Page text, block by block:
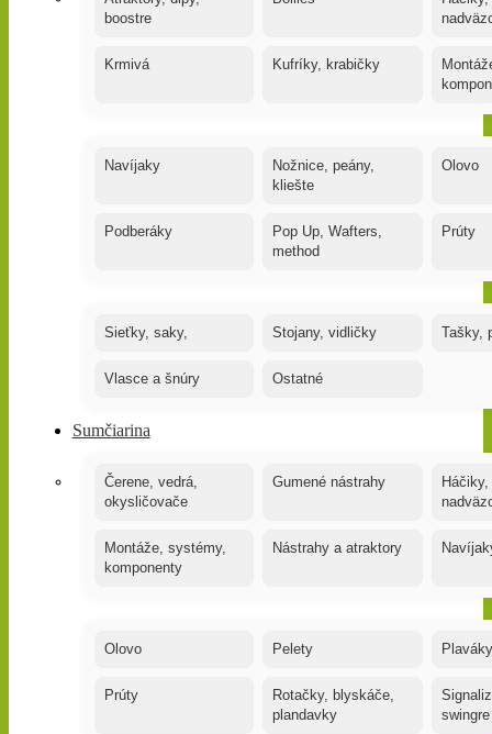
boostre
Krmivá Kufríky, krabičky
Navíjaky
Nožnice, peány,
kliešte
Olovo
Podberáky
Pop Up, Wafters,
method
Prúty
Sieťky, saky, Stojany, vidličky Tašky,
Vlasce a šnúry Ostatné
Sumčiarina
Čerene, vedrá,
okysličovače
Gumené nástrahy
Montáže, systémy,
komponenty
Nástrahy a atraktory
Olovo Pelety
Prúty
Rotačky, blyskáče,
plandavky
swingre